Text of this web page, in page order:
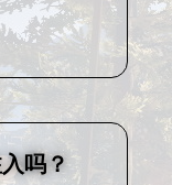
吗？